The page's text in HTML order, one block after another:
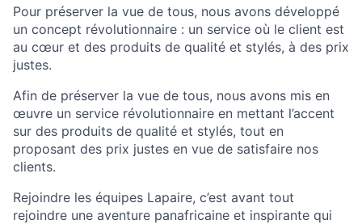
Pour préserver la vue de tous, nous avons développé
un concept révolutionnaire : un service où le client est
au cœur et des produits de qualité et stylés, à des prix
justes.
Afin de préserver la vue de tous, nous avons mis en
œuvre un service révolutionnaire en mettant l’accent
sur des produits de qualité et stylés, tout en
proposant des prix justes en vue de satisfaire nos
clients.
Rejoindre les équipes Lapaire, c’est avant tout
rejoindre une aventure panafricaine et inspirante qui